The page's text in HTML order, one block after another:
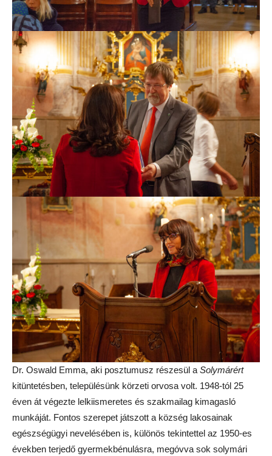
Dr. Oswald Emma, aki posztumusz részesül a Solymárért
kitüntetésben, településünk körzeti orvosa volt. 1948-tól 25
éven át végezte lelkiismeretes és szakmailag kimagasló
munkáját. Fontos szerepet játszott a község lakosainak
egészségügyi nevelésében is, különös tekintettel az 1950-es
években terjedő gyermekbénulásra, megóvva sok solymári